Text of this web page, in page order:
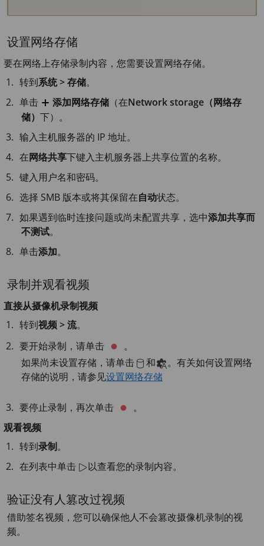
设置网络存储
要在网络上存储录制内容，您需要设置网络存储。
转到系统 > 存储。
单击
添加网络存储 （在Network storage（网络存
储） 下）。
输入主机服务器的 IP 地址。
在网络共享下键入主机服务器上共享位置的名称。
键入用户名和密码。
选择 SMB 版本或将其保留在自动状态。
如果遇到临时连接问题或尚未配置共享，选中添加共享而
不测试。
单击添加。
录制并观看视频
直接从摄像机录制视频
转到视频 > 流。
要开始录制，请单击
。
如果尚未设置存储，请单击
和
。有关如何设置网络
存储的说明，请参见设置网络存储
要停止录制，再次单击
。
观看视频
转到录制。
在列表中单击
以查看您的录制内容。
验证没有人篡改过视频
借助签名视频，您可以确保他人不会篡改摄像机录制的视
频。